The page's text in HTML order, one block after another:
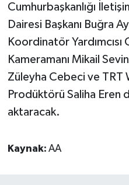
Cumhurbaşkanlığı
Dairesi Başkanı Buğra
Koordinatör
Kameramanı Mikail
Züleyha Cebeci ve TRT
Prodüktörü Saliha Eren
aktaracak.
Kaynak: AA